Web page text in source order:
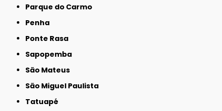
Parque do Carmo
Penha
Ponte Rasa
Sapopemba
São Mateus
São Miguel Paulista
Tatuapé